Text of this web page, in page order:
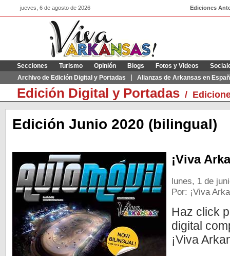
jueves, 6 de agosto de 2026 Ediciones
Secciones Turismo Opinión Blogs Fotos y Videos
Archivo de Edición Digital y Portadas
Alianzas de Arkansas en
Edición Digital y Portadas /
Edición Junio 2020 (bilingual)
¡Viva
lunes, 1 de
Por: ¡Viva
Haz click
digital
¡Viva